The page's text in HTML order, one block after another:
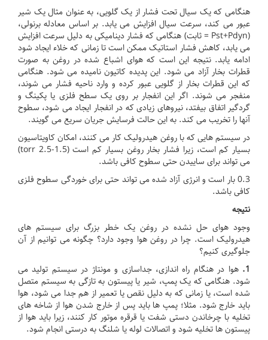
هنگامی که یک سیال تحت فشار از یک گلویی، به عنوان مثال یک شیر
عبور می کند، سرعت سیال افزایش می یابد. بر اساس معادله برنولی،
(Pst+Pdyn = ثابت) هنگامی که فشار دینامیکی به دلیل سرعت افزایش
می یابد، کاهش فشار استاتیک ممکن است تا زمانی که خلاء ایجاد شود
ادامه یابد.نتیجه این است که هوای اشباع شده در روغن به صورت
قطرات بخار آزاد می شود. این پدیده کاتیون نامیده می شود. هنگامی
که این قطرات بخار از گلویی عبور کرده و وارد ناحیه فشار می شوند،
منفجر می شوند. اگر این انفجار بر روی یک سطح فلزی یا پکینگ و
گردگیر اتفاق بیفتد، نیروهای زیادی که در انفجار ایجاد می شود، سطوح
آنها را تخریب می کند. به این حالت فرسایش جریان سریع می گویند.
در سیستم هایی که با روغن هیدرولیک کار می کنند، امکان کاویتاسیون
بسیار کم است، زیرا فشار بخار روغن بسیار کم است (1.5-2.5 torr)
می تواند برای ساییدن حتی سطوح کافی باشد.
0.3 بار است و انرژی آزاد شده می تواند حتی برای خوردگی سطوح فلزی
کافی باشد.
نتیجه
وجود هوای حل نشده در روغن یک خطر بزرگ برای سیستم های
هیدرولیک است. چرا در روغن هوا وجود دارد؟ چگونه می توانیم از آن
جلوگیری کنیم؟
1. هوا در هنگام راه اندازی، جداسازی و مونتاژ در سیستم تولید می
شود. هنگامی که یک پمپ، شیر یا پیستون به تازگی به سیستم متصل
شده است، یا زمانی که به دلیل نقص یا تعمیر از هم جدا می شود، هوا
باید خارج شود.مثلا؛ پمپ ها باید پس از خارج شدن هوا از شاخه های
تخلیه با چرخاندن دستی شفت یا قرقره موتور کار کنند، زیرا باید هوا از
پیستون ها تخلیه شود و اتصالات لوله یا شلنگ به درستی انجام شود.